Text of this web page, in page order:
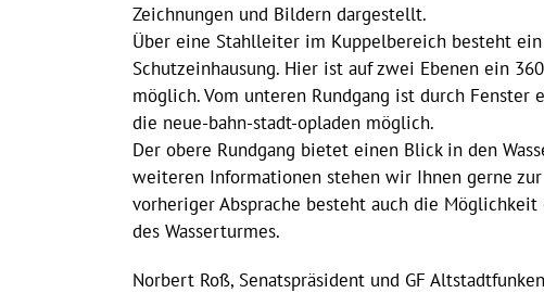
Zeichnungen und Bildern dargestellt.
Über eine Stahlleiter im Kuppelbereich besteht
Schutzeinhausung. Hier ist auf zwei Ebenen ein
möglich. Vom unteren Rundgang ist durch Fenster
die neue-bahn-stadt-opladen möglich.
Der obere Rundgang bietet einen Blick in den
weiteren Informationen stehen wir Ihnen gerne zur
vorheriger Absprache besteht auch die
des Wasserturmes.
Norbert Roß, Senatspräsident und GF